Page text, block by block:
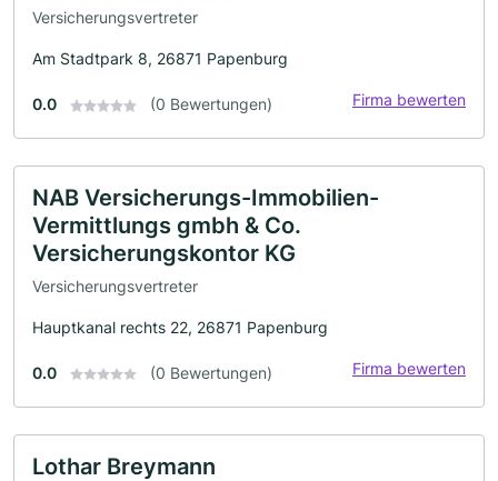
Versicherungsvertreter
Am Stadtpark 8, 26871 Papenburg
0.0 (0 Bewertungen) Firma bewerten
NAB Versicherungs-Immobilien-
Vermittlungs gmbh & Co.
Versicherungskontor KG
Versicherungsvertreter
Hauptkanal rechts 22, 26871 Papenburg
0.0 (0 Bewertungen) Firma bewerten
Lothar Breymann